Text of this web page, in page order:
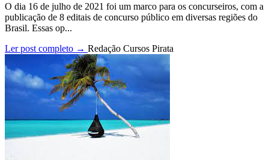
O dia 16 de julho de 2021 foi um marco para os concurseiros, com a
publicação de 8 editais de concurso público em diversas regiões do
Brasil. Essas op...
Ler post completo → Redação Cursos Pirata